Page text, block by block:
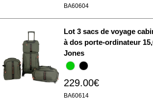
BA60604
Lot 3 sacs de voyage
à dos porte-ordinateur
Jones
229.00€
BA60614